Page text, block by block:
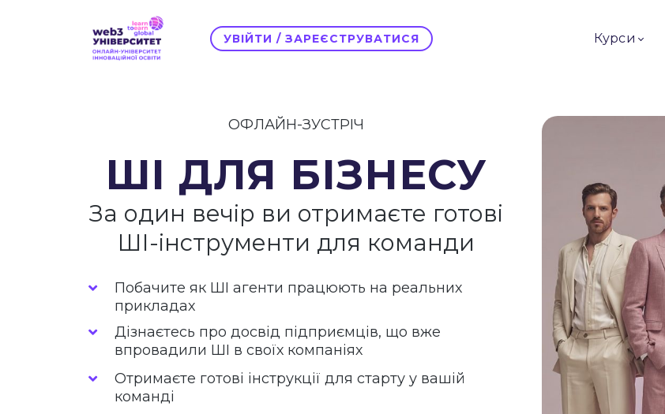
УВІЙТИ / ЗАРЕЄСТРУВАТИСЯ Курси
ОФЛАЙН-ЗУСТРІЧ
ШI ДЛЯ БІЗНЕСУ
За один вечір ви отримаєте готові
ШІ-інструменти для команди
Побачите як ШІ агенти працюють на реальних
прикладах
Дізнаєтесь про досвід підприємців, що вже
впровадили ШІ в своїх компаніях
Отримаєте готові інструкції для старту у вашій
команді